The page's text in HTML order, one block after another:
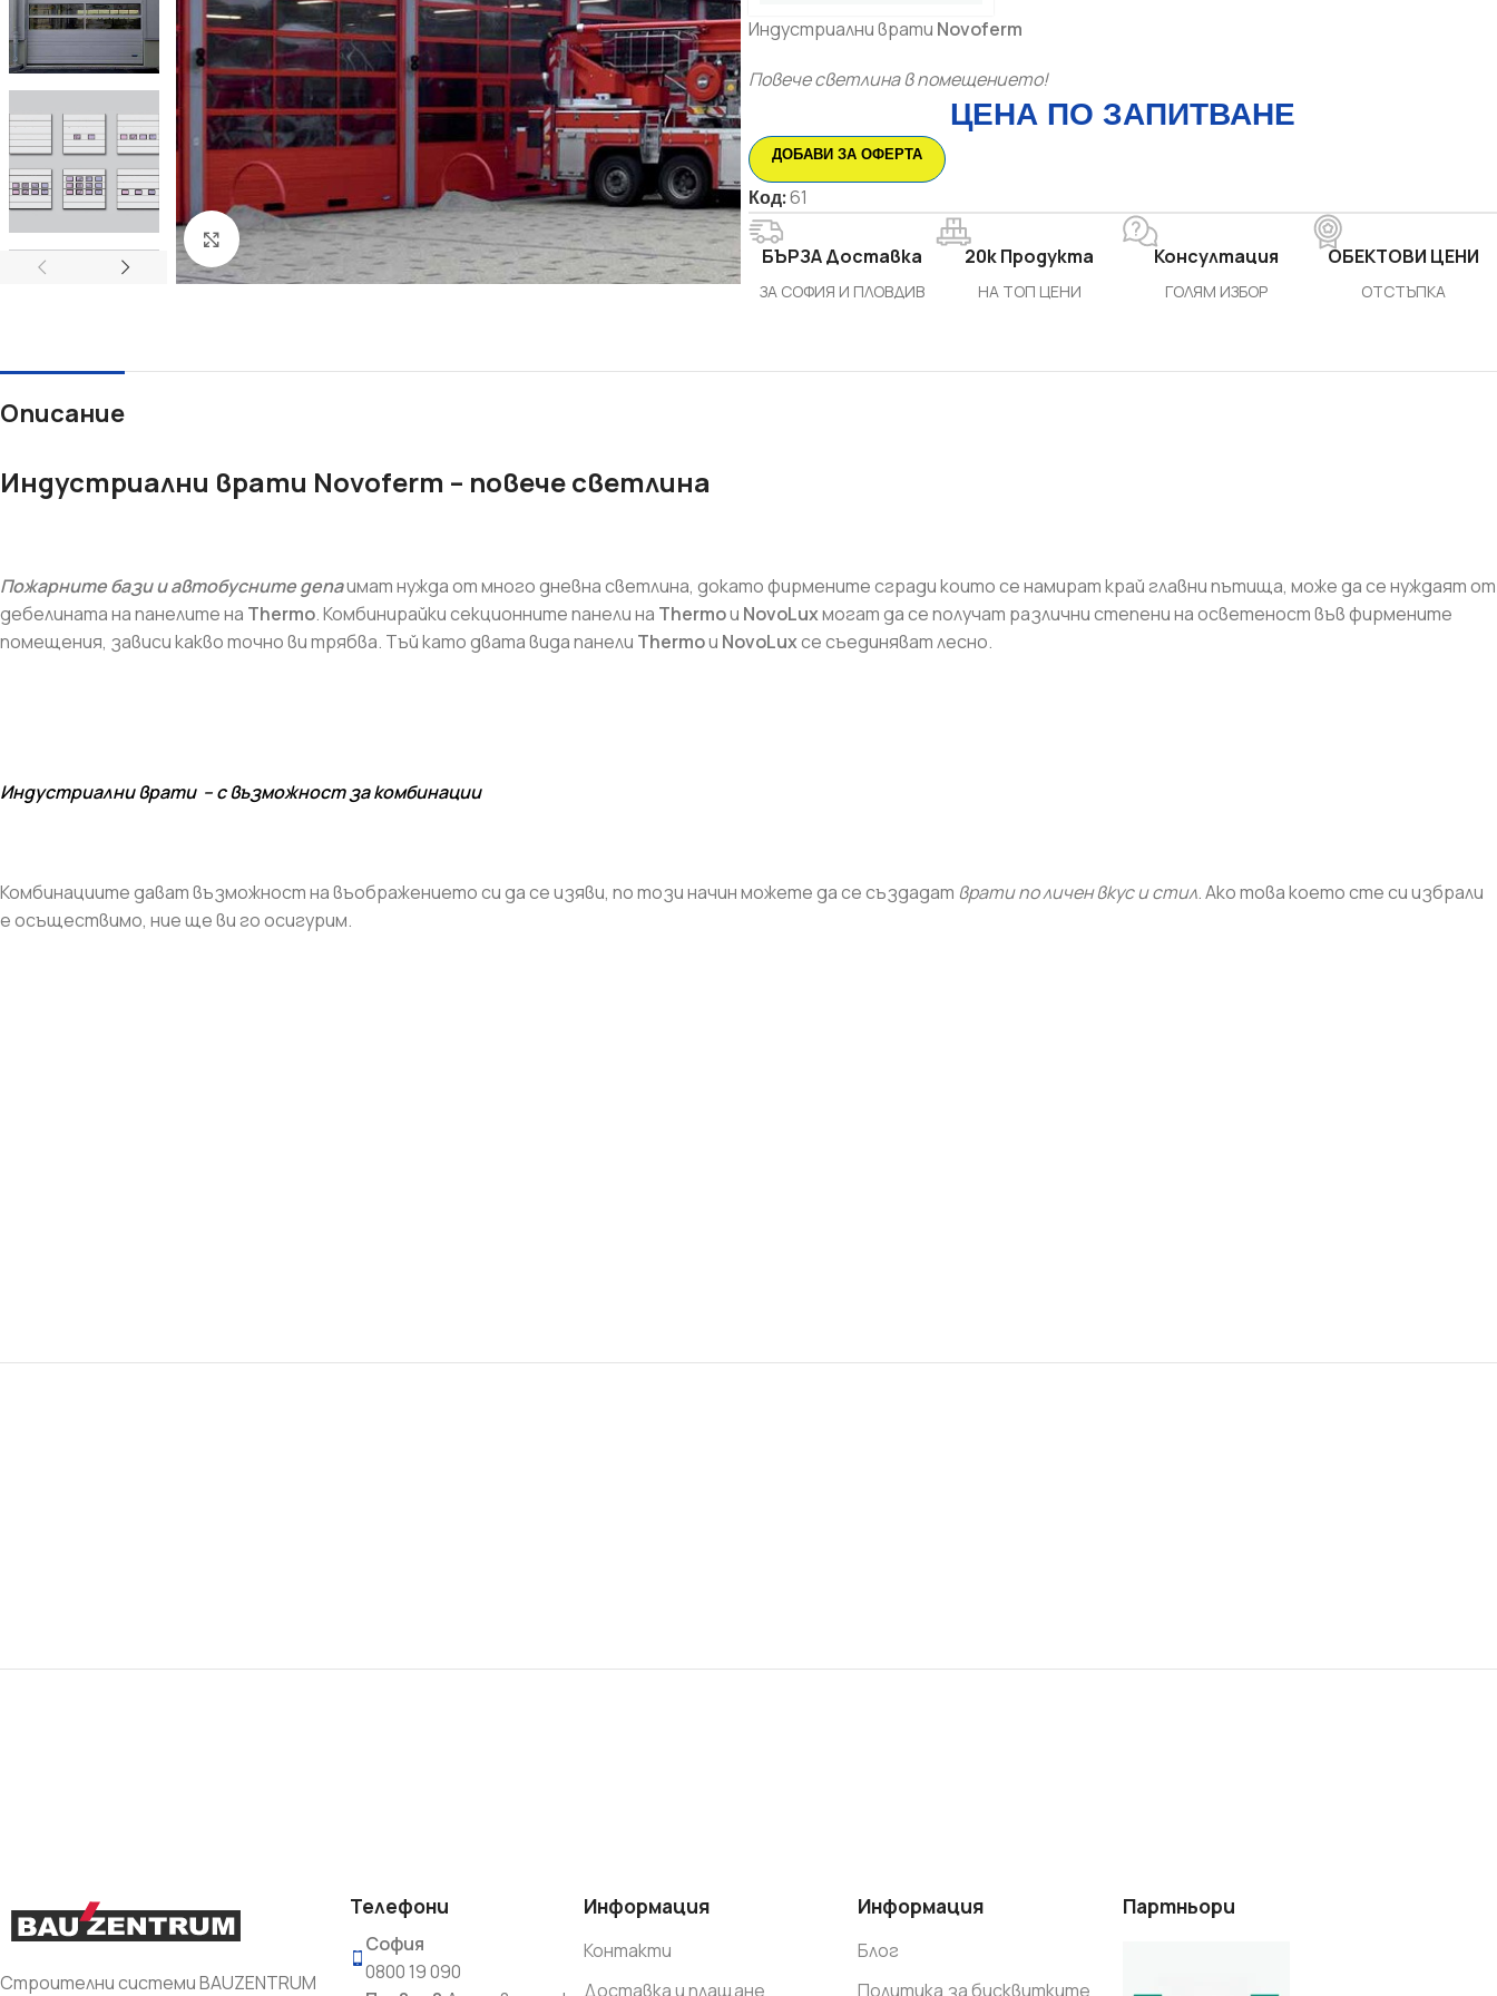
Гипсокартон
Шпакловки
Каменна вата
EPS - Стиропор
топлоизолация
Увеличи
Индустриални врати Novoferm
Повече светлина в помещението!
ЦЕНА ПО ЗАПИТВАНЕ
ДОБАВИ ЗА ОФЕРТА
Код:61
БЪРЗА Доставка
ЗА СОФИЯ И ПЛОВДИВ
20k Продукта
НА ТОП ЦЕНИ
Консултация
ГОЛЯМ ИЗБОР
ОБЕКТОВИ ЦЕНИ
ОТСТЪПКА
Описание
Индустриални врати Novoferm – повече светлина
Пожарните бази и автобусните депаимат нужда от много дневна светлина, докато фирмените сгради които се намират край главни пътища, може да се нуждаят от
дебелината на панелите на Thermo. Комбинирайки секционните панели на Thermoи NovoLuxмогат да се получат различни степени на осветеност във фирмените
помещения, зависи какво точно ви трябва. Тъй като двата вида панели Thermoи NovoLuxсе съединяват лесно.
Индустриални врати – с възможност закомбинации
Комбинациите дават възможност на въображението си да се изяви, по този начин можете да се създадат врати по личен вкус и стил. Ако това което сте си избрали
е осъществимо, ние ще ви го осигурим.
Строителни системи BAUZENTRUM
Телефони
София
0800 19 090
Информация
Контакти
Доставка и плащане
Информация
Блог
Политика за бисквитките
Партньори